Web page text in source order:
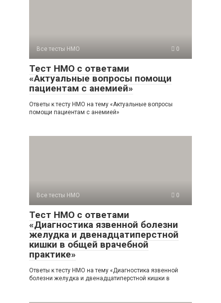
Все тесты НМО 0
Тест НМО с ответами
«Актуальные вопросы помощи
пациентам с анемией»
Ответы к тесту НМО на тему «Актуальные вопросы
помощи пациентам с анемией»
Все тесты НМО 0
Тест НМО с ответами
«Диагностика язвенной болезни
желудка и двенадцатиперстной
кишки в общей врачебной
практике»
Ответы к тесту НМО на тему «Диагностика язвенной
болезни желудка и двенадцатиперстной кишки в